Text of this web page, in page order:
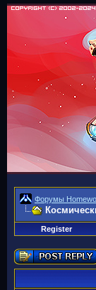
Форумы
Register